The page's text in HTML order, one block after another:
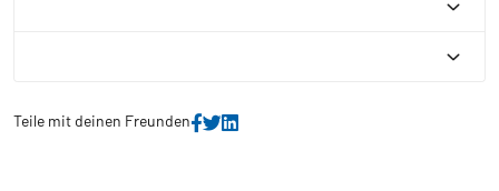
Teile mit deinen Freunden